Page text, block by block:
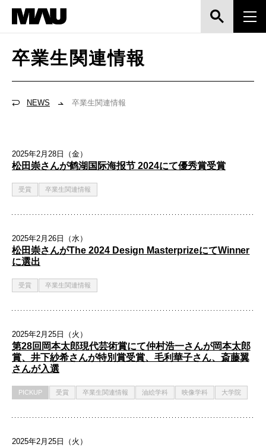
NEWS 卒業生関連情報
卒業生関連情報
2025年2月28日（金）
松田崇さんが鹤湖国际海报节 2024にて優秀賞受賞
受賞 卒業生関連情報
2025年2月26日（水）
松田崇さんがThe 2024 Design MasterprizeにてWinner
に選出
受賞 卒業生関連情報
2025年2月25日（火）
第28回岡本太郎現代芸術賞にて仲村浩一さんが岡本太郎
賞、井下紗希さんが特別賞受賞、毛利華子さん、斎藤翼
さんが入選
PICKUP 受賞 卒業生関連情報 油絵学科 映像学科 大学院
2025年2月25日（火）